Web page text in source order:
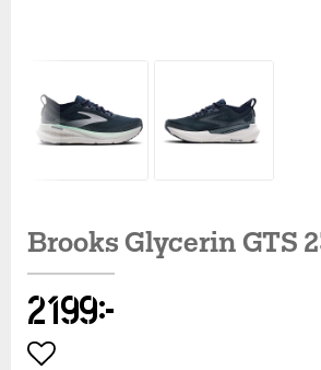
Brooks Glycerin GTS
2 199 kr